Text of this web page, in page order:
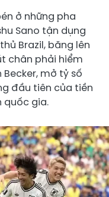
ở những pha
Sano tận dụng
Brazil, băng lên
chân phải hiểm
mở tỷ số
đầu tiên của tiền
quốc gia.